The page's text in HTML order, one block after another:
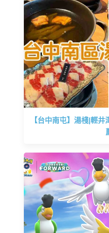
【台中南屯】湯棧|輕